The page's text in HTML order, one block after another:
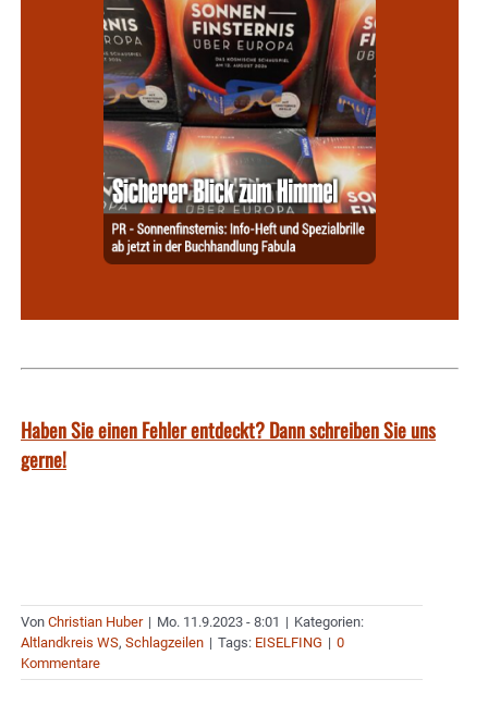
Haben Sie einen Fehler entdeckt? Dann schreiben Sie uns
gerne!
Von Christian Huber | Mo. 11.9.2023 - 8:01 | Kategorien:
Altlandkreis WS, Schlagzeilen | Tags: EISELFING | 0
Kommentare